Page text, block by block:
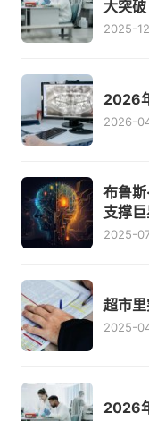
大突破
2025-
2026
2026-
布鲁
支撑
2025-
超市
2025-
2026